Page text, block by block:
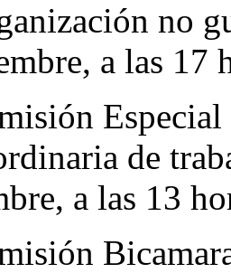
no
a las 17
Especial
de
a las 13